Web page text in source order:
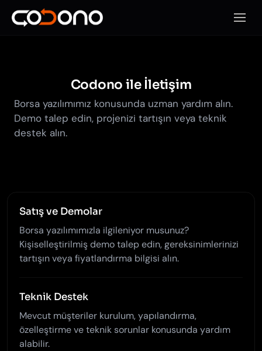
Mobil
Codono ile İletişim
Borsa yazılımımız konusunda uzman yardım alın.
Demo talep edin, projenizi tartışın veya teknik
destek alın.
Satış ve Demolar
Borsa yazılımımızla ilgileniyor musunuz?
Kişiselleştirilmiş demo talep edin, gereksinimlerinizi
tartışın veya fiyatlandırma bilgisi alın.
Teknik Destek
Mevcut müşteriler kurulum, yapılandırma,
özelleştirme ve teknik sorunlar konusunda yardım
alabilir.